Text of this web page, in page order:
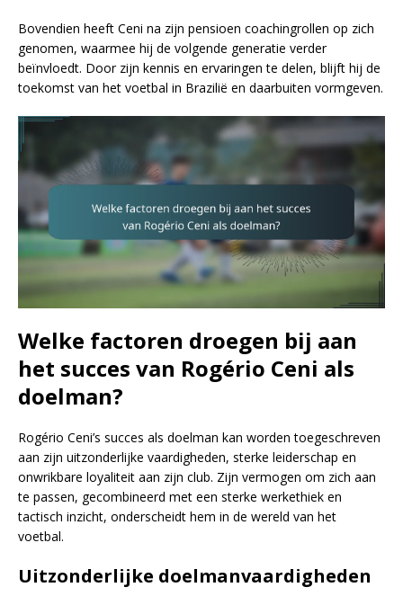
Bovendien heeft Ceni na zijn pensioen coachingrollen op zich
genomen, waarmee hij de volgende generatie verder
beïnvloedt. Door zijn kennis en ervaringen te delen, blijft hij de
toekomst van het voetbal in Brazilië en daarbuiten vormgeven.
Welke factoren droegen bij aan
het succes van Rogério Ceni als
doelman?
Rogério Ceni’s succes als doelman kan worden toegeschreven
aan zijn uitzonderlijke vaardigheden, sterke leiderschap en
onwrikbare loyaliteit aan zijn club. Zijn vermogen om zich aan
te passen, gecombineerd met een sterke werkethiek en
tactisch inzicht, onderscheidt hem in de wereld van het
voetbal.
Uitzonderlijke doelmanvaardigheden